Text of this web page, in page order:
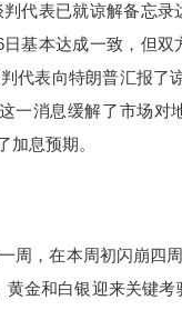
代表已就谅解备忘录
基本达成一致，但双
代表向特朗普汇报了
一消息缓解了市场对
加息预期。
，在本周初闪崩四
金和白银迎来关键